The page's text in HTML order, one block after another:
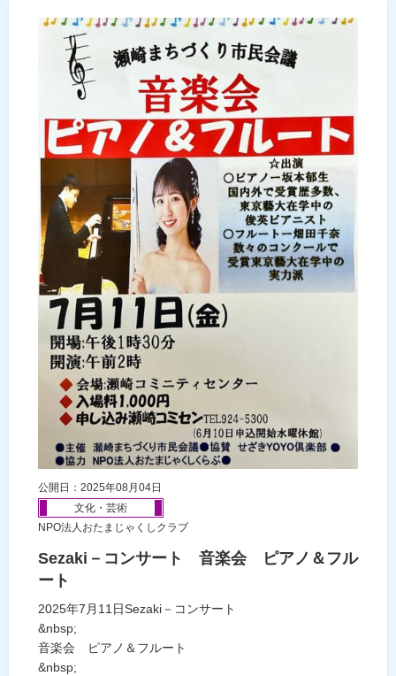
公開日：2025年08月04日
文化・芸術
NPO法人おたまじゃくしクラブ
Sezaki－コンサート 音楽会 ピアノ＆フル
ート
2025年7月11日Sezaki－コンサート
&nbsp;
音楽会 ピアノ＆フルート
&nbsp;